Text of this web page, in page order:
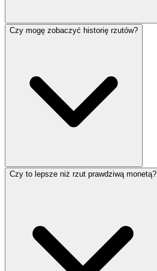
Czy mogę zobaczyć historię rzutów?
Czy to lepsze niż rzut prawdziwą monetą?